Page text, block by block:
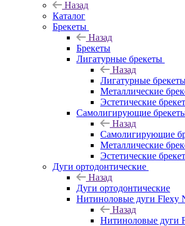
Назад
Каталог
Брекеты
Назад
Брекеты
Лигатурные брекеты
Назад
Лигатурные
Металлические
Эстетические
Самолигирующие
Назад
Самолигирующие
Металлические
Эстетические
Дуги ортодонтические
Назад
Дуги ортодонтические
Нитиноловые дуги Flexy
Назад
Нитиноловые дуги